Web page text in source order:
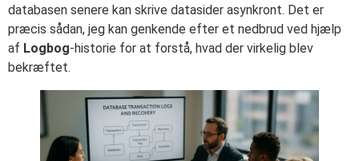
databasen senere kan skrive datasider asynkront. Det er
præcis sådan, jeg kan genkende efter et nedbrud ved hjælp
af Logbog-historie for at forstå, hvad der virkelig blev
bekræftet.